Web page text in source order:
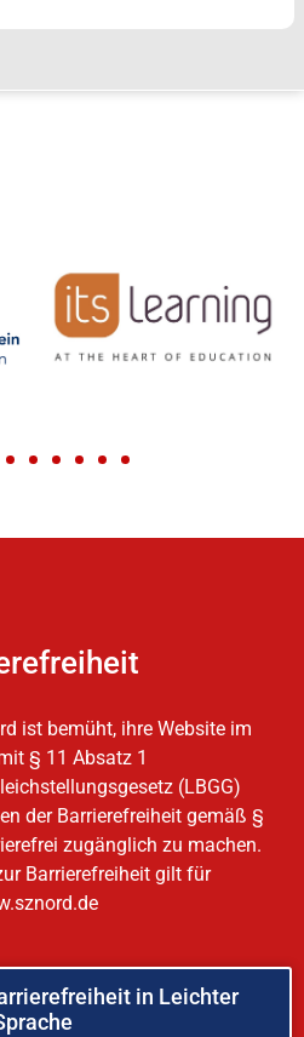
ist bemüht, ihre Website im
§ 11 Absatz 1
(LBGG)
der Barrierefreiheit gemäß §
zugänglich zu machen.
Barrierefreiheit gilt für
in Leichter